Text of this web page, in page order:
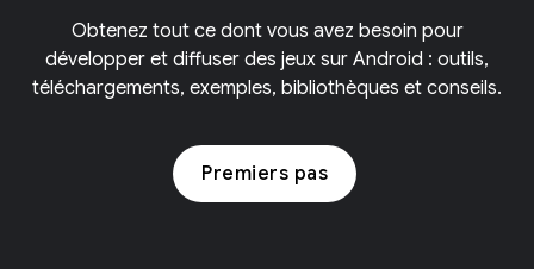
Obtenez tout ce dont vous avez besoin pour
développer et diffuser des jeux sur Android : outils,
téléchargements, exemples, bibliothèques et conseils.
Premiers pas